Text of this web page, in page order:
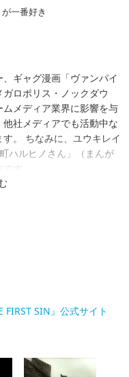
一番好き
ギャグ漫画「ヴァンパイ
ロポリス・ノックダウ
メディア業界に影響を与
社メディアでも活動中な
。 ちなみに、ユウキレイ
ハルヒノさん」（まんが
す。
FIRST SIN』公式サイト